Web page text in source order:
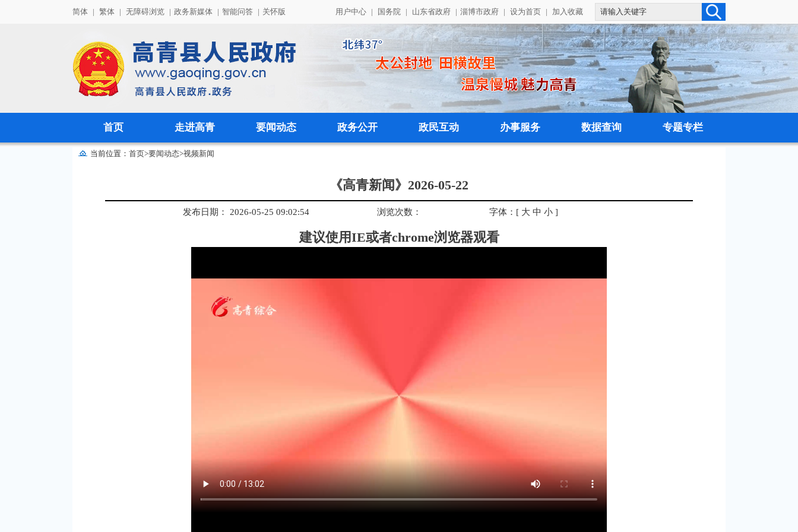
简体 | 繁体 | 无障碍浏览 | 政务新媒体 | 智能问答 | 关怀版 用户中心 | 国务院 | 山东省政府 | 淄博市政府 | 设为首页 | 加入收藏
首页 走进高青 要闻动态 政务公开 政民互动 办事服务 数据查询 专题专栏
当前位置： 首页>要闻动态>视频新闻
《高青新闻》2026-05-22
发布日期： 2026-05-25 09:02:54 浏览次数： 字体： [ 大 中 小]
建议使用IE或者chrome浏览器观看